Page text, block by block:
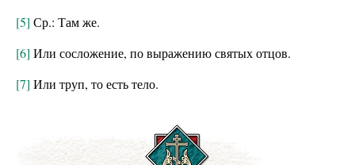
[5] Ср.: Там же.
[6] Или сосложение, по выражению святых отцов.
[7] Или труп, то есть тело.